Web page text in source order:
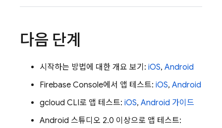
다음 단계
시작하는 방법에 대한 개요 보기: iOS, Android
Firebase Console에서 앱 테스트: iOS, Android
gcloud CLI로 앱 테스트: iOS, Android 가이드
Android 스튜디오 2.0 이상으로 앱 테스트: